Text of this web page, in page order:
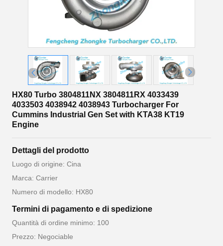
HX80 Turbo 3804811NX 3804811RX 4033439
4033503 4038942 4038943 Turbocharger For
Cummins Industrial Gen Set with KTA38 KT19
Engine
Dettagli del prodotto
Luogo di origine: Cina
Marca: Carrier
Numero di modello: HX80
Termini di pagamento e di spedizione
Quantità di ordine minimo: 100
Prezzo: Negociable